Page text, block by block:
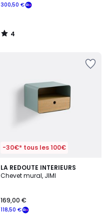
300,50 €
4
/
-30€* tous les 100€
LA REDOUTE INTERIEURS
Chevet mural, JIMI
118,50 €
169,00 €
4,6
/ 5
3
Couleurs